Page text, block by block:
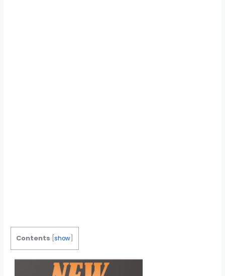
Contents [show